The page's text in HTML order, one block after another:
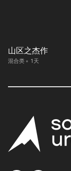
山区之杰作
混合类 1天